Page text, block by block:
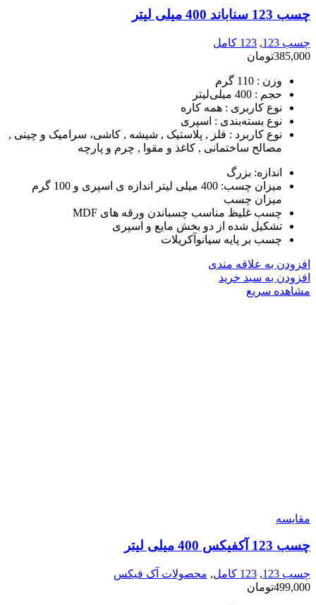
چسب 123 سناباند 400 میلی لیتر
چسب 123 , 123 کامل
385,000تومان
وزن : 110 گرم
حجم : 400 میلی‌لیتر
نوع کاربری : همه کاره
نوع بسته‌بندی : اسپری
نوع کاربرد : فلز , پلاستیک , شیشه , کاشی، سرامیک و چینی ,
مصالح ساختمانی , کاغذ و مقوا , چرم و پارچه
اندازه‏‏:‏‏ بزرگ
میزان چسب‏‏:‏‏ 400 میلی لیتر اندازه ی اسپری و 100 گرم
میزان چسب
چسب غلیظ مناسب چسباندن ورقه های MDF
تشکیل شده از دو بخش مایع و اسپری
چسب بر پایه سیانوآکریلات
افزودن به علاقه مندی
افزودن به سبد خرید
مشاهده سریع
مقایسه
چسب 123 آکفیکس 400 میلی لیتر
چسب 123 , 123 کامل , محصولات آک فیکس
499,000تومان